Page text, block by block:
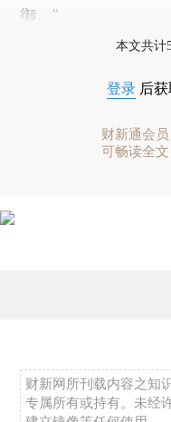
御。”
本文共计
登录 后
财新通会员
可畅读全文
财新网所刊载内容之知
专属所有或持有。未经